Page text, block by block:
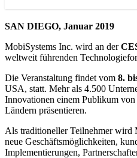
SAN DIEGO, Januar 2019
MobiSystems Inc. wird an der
weltweit führenden
Die Veranstaltung findet vom 8.
USA, statt. Mehr als 4.500
Innovationen einem Publikum
Ländern präsentieren.
Als traditioneller Teilnehmer wird
neue Geschäftsmöglichkeiten,
Implementierungen,